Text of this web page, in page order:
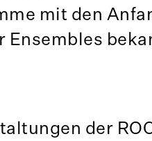
mit den
Ensembles
der